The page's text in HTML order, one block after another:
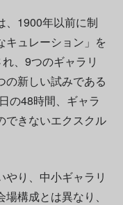
、1900年以前に制
キュレーション」を
、9つのギャラリ
の新しい試みである
の48時間、ギャラ
できないエクスクル
やり、中小ギャラリ
構成とは異なり、